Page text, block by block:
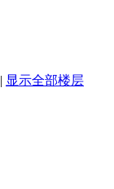
| 显示全部楼层